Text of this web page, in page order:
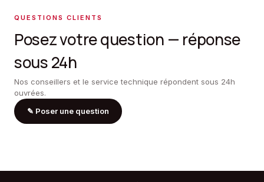
QUESTIONS CLIENTS
Posez votre question — réponse
sous 24h
Nos conseillers et le service technique répondent sous 24h
ouvrées.
✎ Poser une question